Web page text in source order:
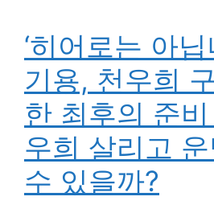
‘히어로는 아
기용, 천우희
한 최후의 준
우희 살리고
수 있을까?